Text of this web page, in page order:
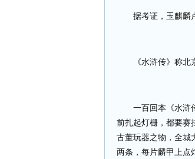
据考证，玉麒麟
《水浒传》称
一百回本《水浒
前扎起灯栅，都要赛
古董玩器之物，全城
两条，每片麟甲上点